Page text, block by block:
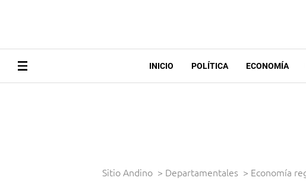
INICIO POLÍTICA ECONOMÍA
Sitio Andino > Departamentales > Economía